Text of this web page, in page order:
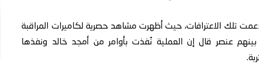
تلك الاعترافات، حيث أظهرت مشاهد حصرية لكاميرات المراقبة
بينهم عنصر قال إن العملية نُفذت بأوامر من أمجد خالد ونفذها